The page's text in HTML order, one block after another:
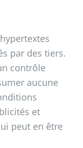
par des tiers.
contrôle
aucune
et
peut en être